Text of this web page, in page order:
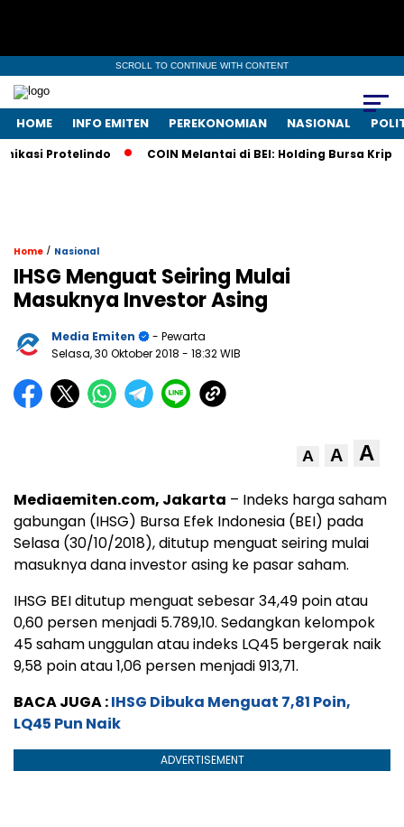
SCROLL TO CONTINUE WITH CONTENT
HOME INFO EMITEN PEREKONOMIAN NASIONAL
Protelindo COIN Melantai di BEI: Holding Bursa Kripto
Home / Nasional
IHSG Menguat Seiring Mulai
Masuknya Investor Asing
Media Emiten
- Pewarta
Selasa, 30 Oktober 2018 - 18:32 WIB
A A A
Mediaemiten.com, Jakarta – Indeks harga saham
gabungan (IHSG) Bursa Efek Indonesia (BEI) pada
Selasa (30/10/2018), ditutup menguat seiring mulai
masuknya dana investor asing ke pasar saham.
IHSG BEI ditutup menguat sebesar 34,49 poin atau
0,60 persen menjadi 5.789,10. Sedangkan kelompok
45 saham unggulan atau indeks LQ45 bergerak naik
9,58 poin atau 1,06 persen menjadi 913,71.
BACA JUGA :IHSG Dibuka Menguat 7,81 Poin,
LQ45 Pun Naik
ADVERTISEMENT